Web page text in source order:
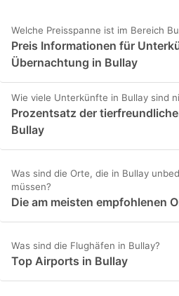
Welche Preisspanne ist im Bereich
Preis Informationen für
Übernachtung in Bullay
Wie viele Unterkünfte in Bullay sind
Prozentsatz der
Bullay
Was sind die Orte, die in Bullay
müssen?
Die am meisten empfohlenen
Was sind die Flughäfen in Bullay?
Top Airports in Bullay